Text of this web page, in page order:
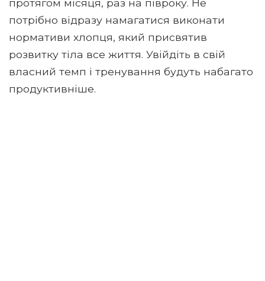
протягом місяця, раз на півроку. Не
потрібно відразу намагатися виконати
нормативи хлопця, який присвятив
розвитку тіла все життя. Увійдіть в свій
власний темп і тренування будуть набагато
продуктивніше.